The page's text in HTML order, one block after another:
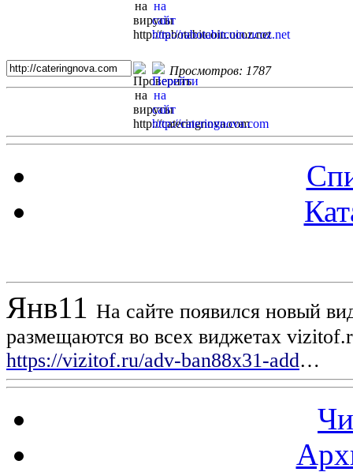
Просмотров: 1787
Янв11 На сайте появился новый
размещаются во всех виджетах
https://vizitof.ru/adv-ban88x31-add…